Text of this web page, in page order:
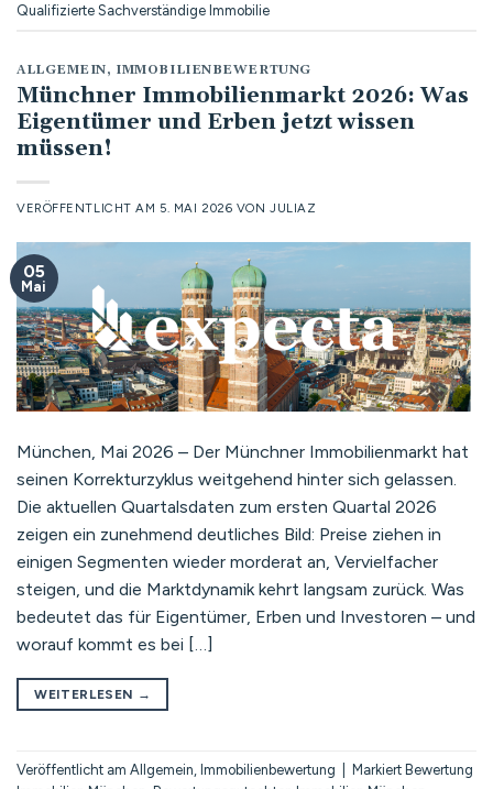
Qualifizierte Sachverständige Immobilie
ALLGEMEIN, IMMOBILIENBEWERTUNG
Münchner Immobilienmarkt 2026: Was
Eigentümer und Erben jetzt wissen
müssen!
VERÖFFENTLICHT AM 5. MAI 2026 VONJULIAZ
05
Mai
München, Mai 2026 – Der Münchner Immobilienmarkt hat
seinen Korrekturzyklus weitgehend hinter sich gelassen.
Die aktuellen Quartalsdaten zum ersten Quartal 2026
zeigen ein zunehmend deutliches Bild: Preise ziehen in
einigen Segmenten wieder morderat an, Vervielfacher
steigen, und die Marktdynamik kehrt langsam zurück. Was
bedeutet das für Eigentümer, Erben und Investoren – und
worauf kommt es bei […]
WEITERLESEN →
Veröffentlicht am Allgemein Immobilienbewertung Markiert Bewertung